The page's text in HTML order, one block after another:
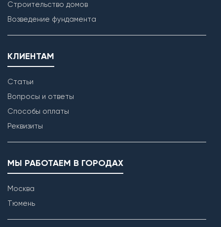
Строительство домов
Возведение фундамента
КЛИЕНТАМ
Статьи
Вопросы и ответы
Способы оплаты
Реквизиты
МЫ РАБОТАЕМ В ГОРОДАХ
Москва
Тюмень